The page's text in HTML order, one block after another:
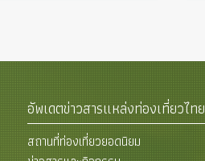
อัพเดตข่าวสารแหล่งท่องเที่ยวไทย
สถานที่ท่องเที่ยวยอดนิยม